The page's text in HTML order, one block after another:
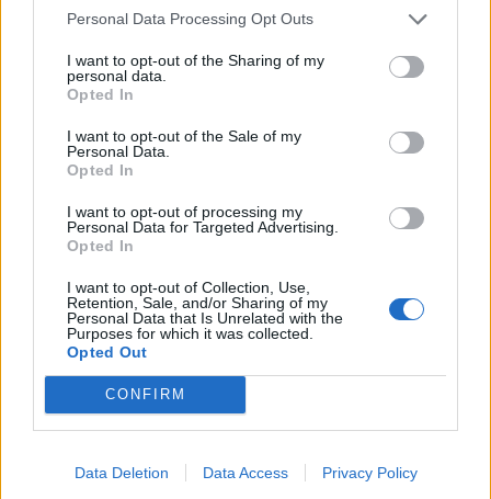
Personal Data Processing Opt Outs
I want to opt-out of the Sharing of my
personal data.
Opted In
I want to opt-out of the Sale of my
Personal Data.
Opted In
I want to opt-out of processing my
Personal Data for Targeted Advertising.
Opted In
I want to opt-out of Collection, Use,
Retention, Sale, and/or Sharing of my
Personal Data that Is Unrelated with the
Purposes for which it was collected.
Opted Out
CONFIRM
Data Deletion Data Access Privacy Policy
Poznámky:
- sporiaci produkt na vytváranie rezervy do
budúcnosti
- výber 25 % zostatku raz za mesiac bezplatne